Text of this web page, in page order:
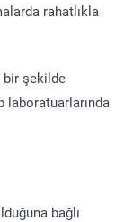
rahatlıkla
bir şekilde
bağlı